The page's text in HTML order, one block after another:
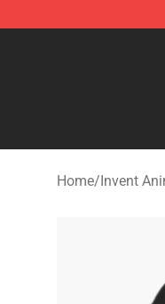
Invent Animate
Home/Invent